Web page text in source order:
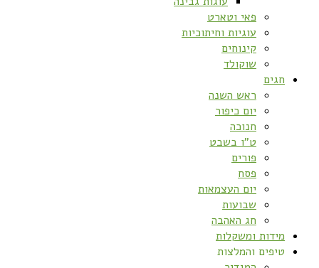
פאי וטארט
עוגיות וחיתוכיות
קינוחים
שוקולד
חגים
ראש השנה
יום כיפור
חנוכה
ט”ו בשבט
פורים
פסח
יום העצמאות
שבועות
חג האהבה
מידות ומשקלות
טיפים והמלצות